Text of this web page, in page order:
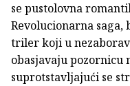
se pustolovna
Revolucionarna
triler koji u
obasjavaju pozornicu
suprotstavljajući se